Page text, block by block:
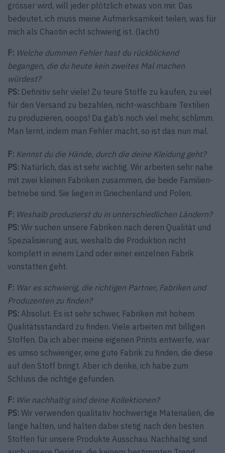
grösser wird, will jeder plötzlich etwas von mir. Das
bedeutet, ich muss meine Aufmerksamkeit teilen, was für
mich als Chaotin echt schwierig ist. (lacht)
F: Welche dummen Fehler hast du rückblickend
begangen, die du heute kein zweites Mal machen
würdest?
PS: Definitiv sehr viele! Zu teure Stoffe zu kaufen, zu viel
für den Versand zu bezahlen, nicht-waschbare Textilien
zu produzieren, ooops! Da gab’s noch viel mehr, schlimm.
Man lernt, indem man Fehler macht, so ist das nun mal.
F: Kennst du die Hände, durch die deine Kleidung geht?
PS: Natürlich, das ist sehr wichtig. Wir arbeiten sehr nahe
mit zwei kleinen Fabriken zusammen, die beide Familien­
betriebe sind. Sie liegen in Griechenland und Polen.
F: Weshalb produzierst du in unterschiedlichen Ländern?
PS: Wir suchen unsere Fabriken nach deren Qualität und
Spezialisierung aus, weshalb die Produktion nicht
komplett in einem Land oder einer einzelnen Fabrik
vonstatten geht.
F: War es schwierig, die richtigen Partner, Fabriken und
Produzenten zu finden?
PS: Absolut. Es ist sehr schwer, Fabriken mit hohem
Qualitätsstandard zu finden. Viele arbeiten mit billigen
Stoffen. Da ich aber meine eigenen Prints entwerfe, war
es umso schwieriger, eine gute Fabrik zu finden, die diese
auf den Stoff bringt. Aber ich denke, ich habe zum
Schluss die richtige gefunden.
F: Wie nachhaltig sind deine Kollektionen?
PS: Wir verwenden qualitativ hochwertige Materialien, die
lange halten, und halten dabei stetig nach den besten
Stoffen für unsere Produkte Ausschau. Nachhaltig sind